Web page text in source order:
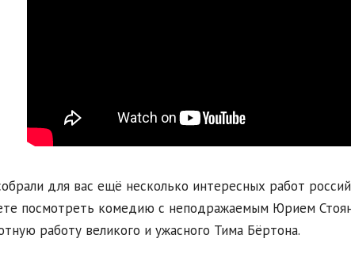
для вас ещё несколько интересных работ
посмотреть комедию с неподражаемым Юрием
работу великого и ужасного Тима Бёртона.